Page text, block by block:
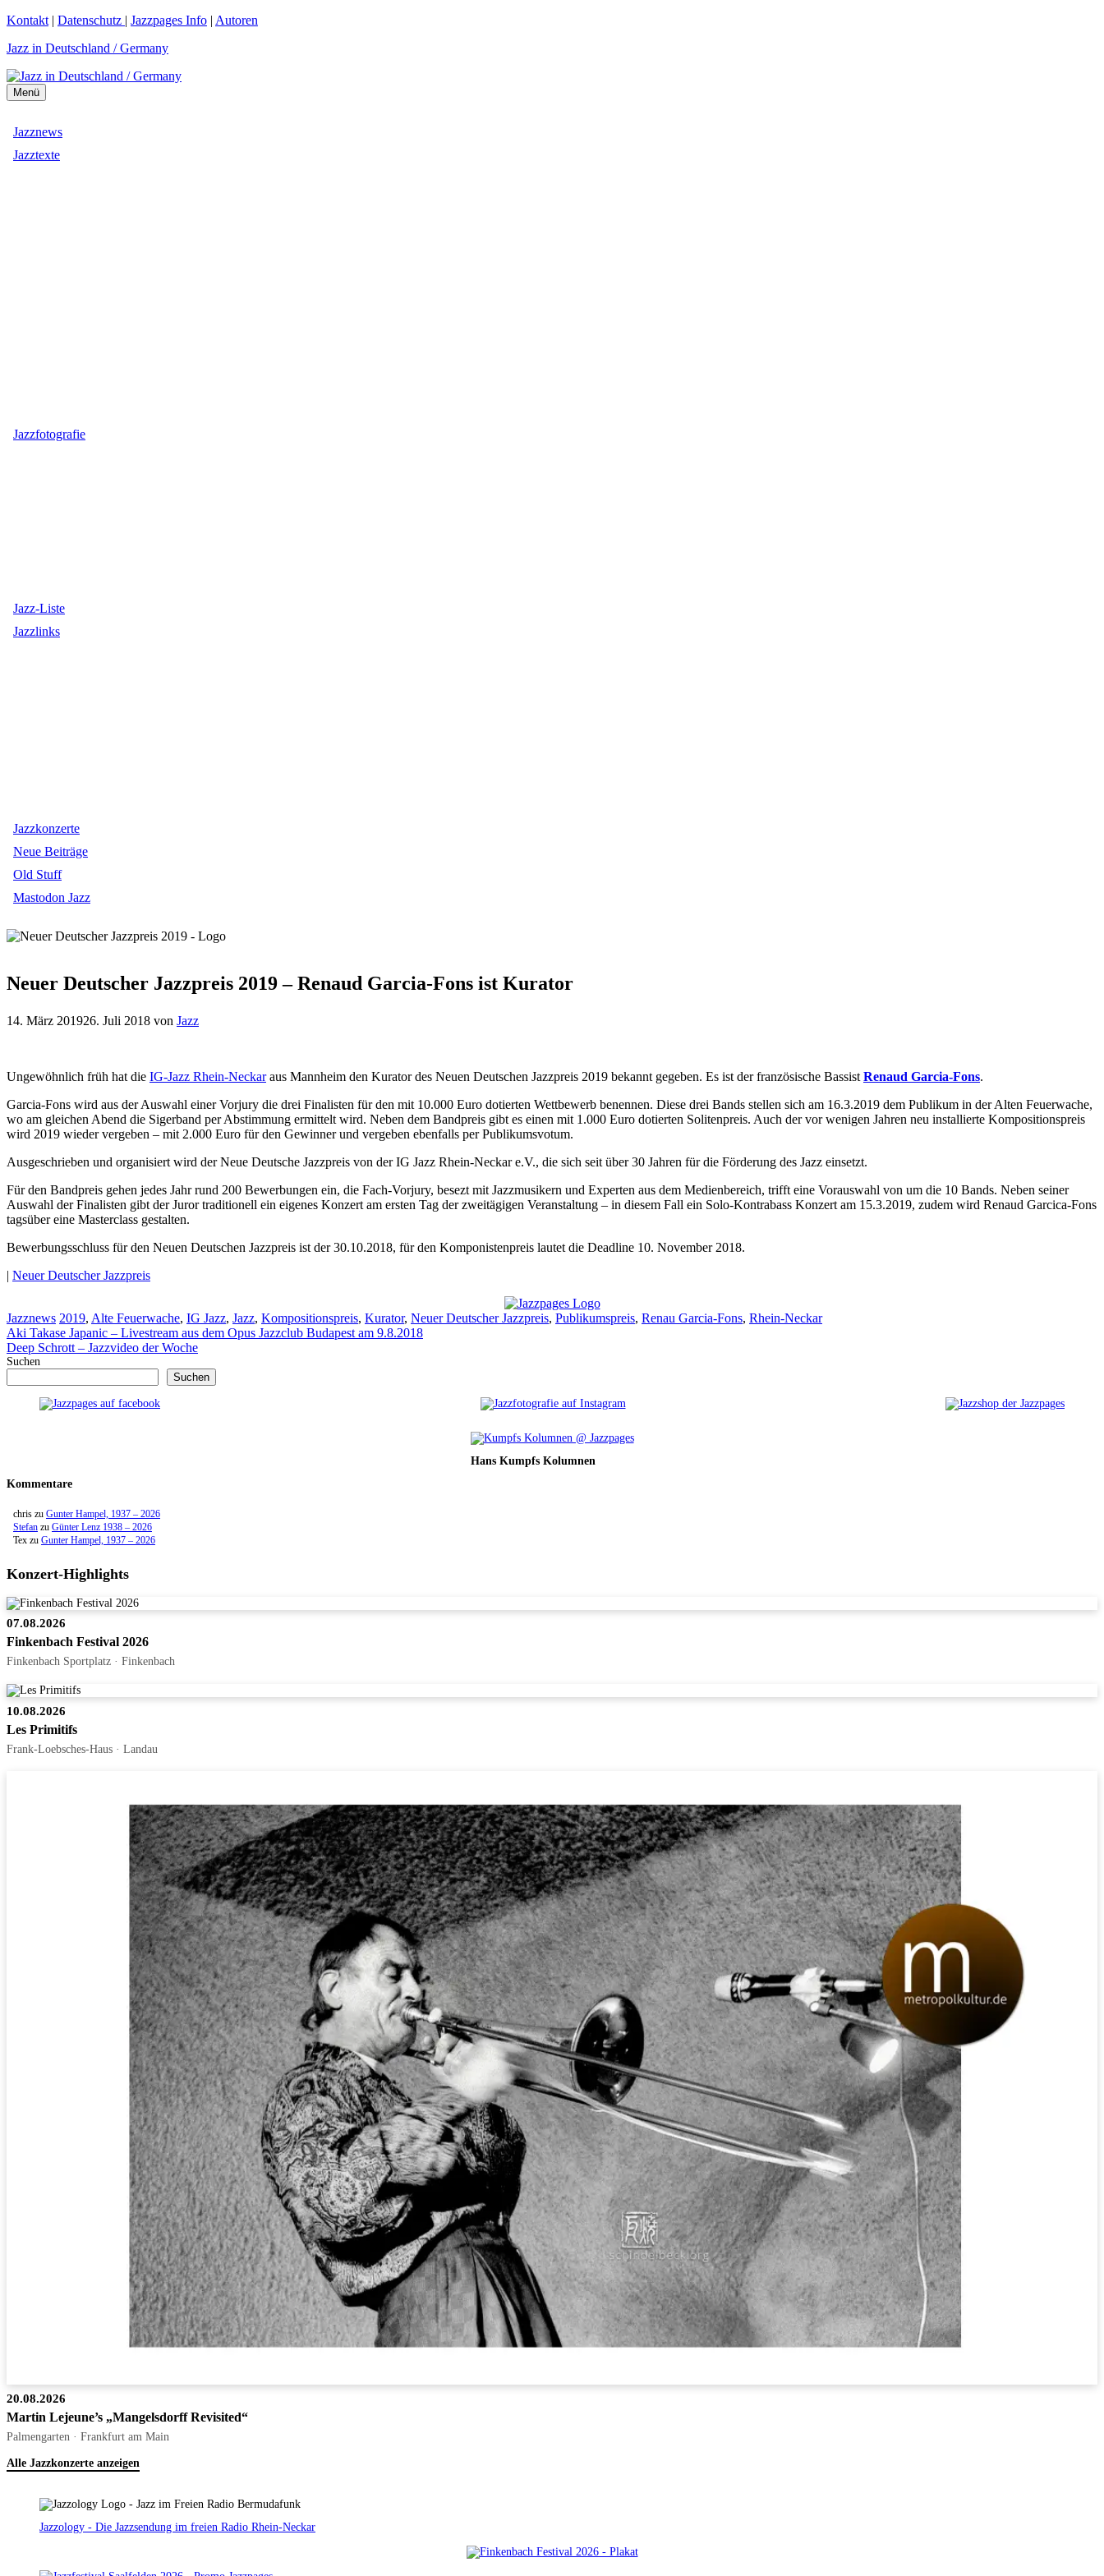
Zum
springen
Kontakt | Datenschutz | Jazzpages Info | Autoren
Jazz in Deutschland / Germany
Menü
Jazznews
Jazztexte
Jazzfotografie
Jazz-Liste
Jazzlinks
Jazzkonzerte
Neue Beiträge
Old Stuff
Mastodon Jazz
Neuer Deutscher Jazzpreis 2019 – Renaud Garcia-Fons ist Kurator
14. März 201926. Juli 2018 von Jazz
Ungewöhnlich früh hat die IG-Jazz Rhein-Neckaraus Mannheim den Kurator des Neuen Deutschen Jazzpreis 2019 bekannt gegeben. Es ist der französische Bassist Renaud Garcia-Fons.
Garcia-Fons wird aus der Auswahl einer Vorjury die drei Finalisten für den mit 10.000 Euro dotierten Wettbewerb benennen. Diese drei Bands stellen sich am 16.3.2019 dem Publikum in der Alten Feuerwache,
wo am gleichen Abend die Sigerband per Abstimmung ermittelt wird. Neben dem Bandpreis gibt es einen mit 1.000 Euro dotierten Solitenpreis. Auch der vor wenigen Jahren neu installierte Kompositionspreis
wird 2019 wieder vergeben – mit 2.000 Euro für den Gewinner und vergeben ebenfalls per Publikumsvotum.
Ausgeschrieben und organisiert wird der Neue Deutsche Jazzpreis von der IG Jazz Rhein-Neckar e.V., die sich seit über 30 Jahren für die Förderung des Jazz einsetzt.
Für den Bandpreis gehen jedes Jahr rund 200 Bewerbungen ein, die Fach-Vorjury, besezt mit Jazzmusikern und Experten aus dem Medienbereich, trifft eine Vorauswahl von um die 10 Bands. Neben seiner
Auswahl der Finalisten gibt der Juror traditionell ein eigenes Konzert am ersten Tag der zweitägigen Veranstaltung – in diesem Fall ein Solo-Kontrabass Konzert am 15.3.2019, zudem wird Renaud Garcica-Fons
tagsüber eine Masterclass gestalten.
Bewerbungsschluss für den Neuen Deutschen Jazzpreis ist der 30.10.2018, für den Komponistenpreis lautet die Deadline 10. November 2018.
| Neuer Deutscher Jazzpreis
Kategorien
Jazznews Schlagwörter
2019, Alte Feuerwache, IG Jazz, Jazz, Kompositionspreis, Kurator, Neuer Deutscher Jazzpreis, Publikumspreis, Renau Garcia-Fons, Rhein-Neckar
Aki Takase Japanic – Livestream aus dem Opus Jazzclub Budapest am 9.8.2018
Deep Schrott – Jazzvideo der Woche
Suchen
Suchen
Hans Kumpfs Kolumnen
Kommentare
chris zu Gunter Hampel, 1937 – 2026
Stefan zu Günter Lenz 1938 – 2026
Tex zu Gunter Hampel, 1937 – 2026
Konzert-Highlights
07.08.2026
Finkenbach Festival 2026
Finkenbach Sportplatz · Finkenbach
10.08.2026
Les Primitifs
Frank-Loebsches-Haus · Landau
20.08.2026
Martin Lejeune’s „Mangelsdorff Revisited“
Palmengarten · Frankfurt am Main
Alle Jazzkonzerte anzeigen
Jazzology - Die Jazzsendung im freien Radio Rhein-Neckar